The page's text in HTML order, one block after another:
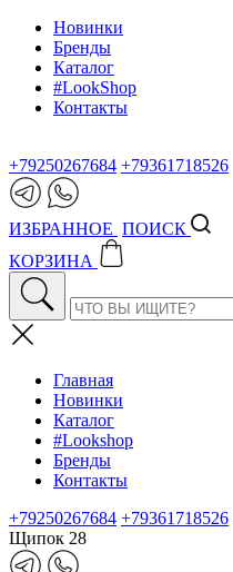
Новинки
Бренды
Каталог
#LookShop
Контакты
+79250267684 +79361718526
ИЗБРАННОЕ ПОИСК
КОРЗИНА
Главная
Новинки
Каталог
#Lookshop
Бренды
Контакты
+79250267684 +79361718526
Щипок 28